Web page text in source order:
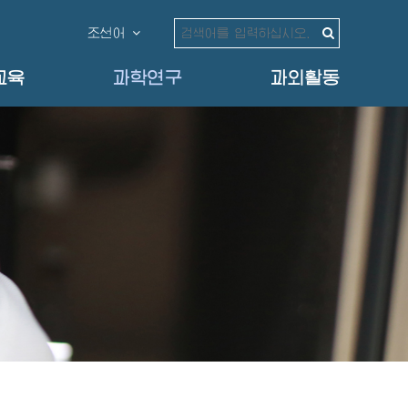
조선어
육 과학연구 과외활동